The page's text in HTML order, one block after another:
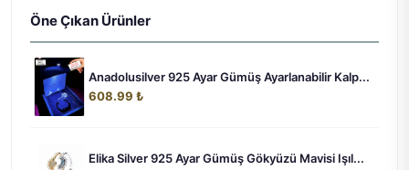
Öne Çıkan Ürünler
Anadolusilver 925 Ayar Gümüş Ayarlanabilir Kalp...
608.99 ₺
Elika Silver 925 Ayar Gümüş Gökyüzü Mavisi Işıl...